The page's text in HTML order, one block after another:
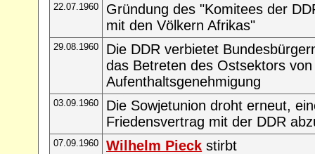
22.07.1960
Gründung des "Komitees der
mit den Völkern Afrikas"
29.08.1960
Die DDR verbietet
das Betreten des Ostsektors
Aufenthaltsgenehmigung
03.09.1960
Die Sowjetunion droht erneut,
Friedensvertrag mit der DDR
07.09.1960 Wilhelm Pieck stirbt